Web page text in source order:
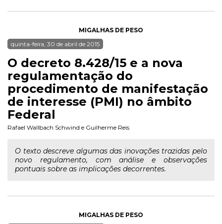
MIGALHAS DE PESO
quinta-feira, 30 de abril de 2015
O decreto 8.428/15 e a nova
regulamentação do
procedimento de manifestação
de interesse (PMI) no âmbito
Federal
Rafael Wallbach Schwind e Guilherme Reis
O texto descreve algumas das inovações trazidas pelo
novo regulamento, com análise e observações
pontuais sobre as implicações decorrentes.
MIGALHAS DE PESO